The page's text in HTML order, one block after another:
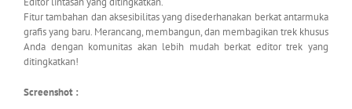
Fitur tambahan dan aksesibilitas yang disederhanakan berkat antarmuka
grafis yang baru. Merancang, membangun, dan membagikan trek khusus
Anda dengan komunitas akan lebih mudah berkat editor trek yang
ditingkatkan!
Screenshot :